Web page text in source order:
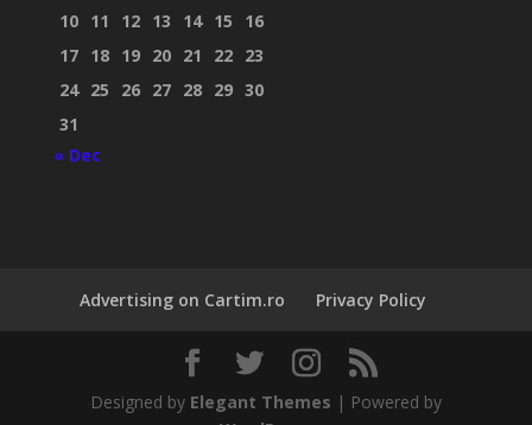
10 11 12 13 14 15
16
17 18 19 20 21 22 23
24 25 26 27 28 29 30
31
« Dec
Advertising on Cartim.ro Privacy Policy
Designed by Elegant Themes | Powered by